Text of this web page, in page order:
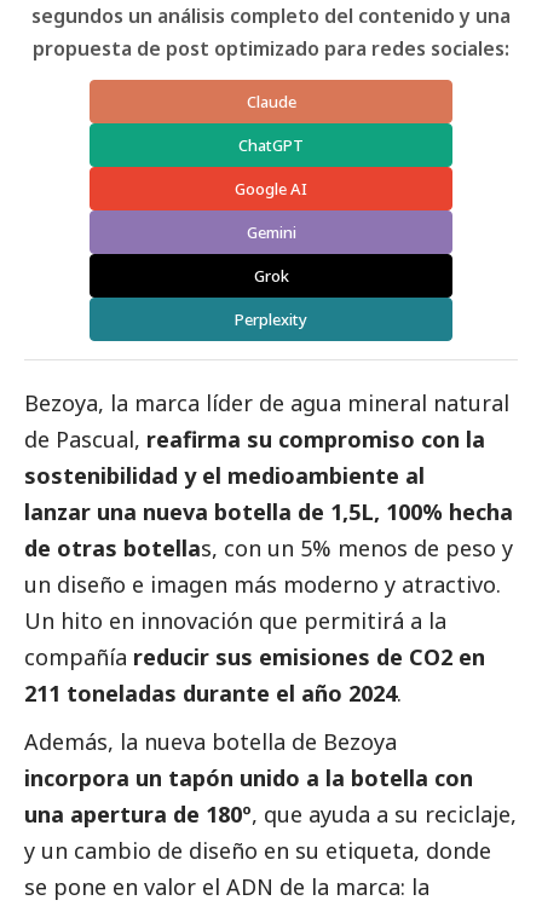
segundos un análisis completo del contenido y una
propuesta de post optimizado para redes sociales:
Claude
ChatGPT
Google AI
Gemini
Grok
Perplexity
Bezoya, la marca líder de agua mineral natural
de Pascual, reafirma su compromiso con la
sostenibilidad y el medioambiente al
lanzar una nueva botella de 1,5L, 100% hecha
de otras botellas, con un 5% menos de peso y
un diseño e imagen más moderno y atractivo.
Un hito en innovación que permitirá a la
compañía reducir sus emisiones de CO2 en
211 toneladas durante el año 2024.
Además, la nueva botella de Bezoya
incorpora un tapón unido a la botella con
una apertura de 180º, que ayuda a su reciclaje,
y un cambio de diseño en su etiqueta, donde
se pone en valor el ADN de la marca: la